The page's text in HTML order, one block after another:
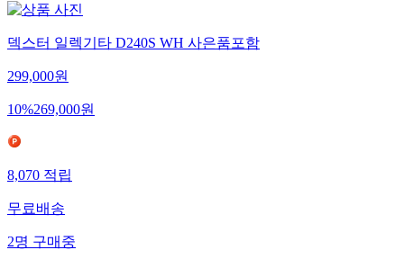
덱스터 일렉기타 D240S WH 사은품포함
299,000원
10%269,000원
8,070적립
무료배송
2명구매중